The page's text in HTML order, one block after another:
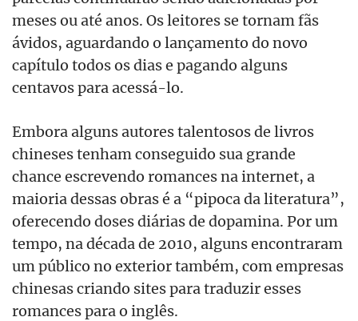
meses ou até anos. Os leitores se tornam fãs
ávidos, aguardando o lançamento do novo
capítulo todos os dias e pagando alguns
centavos para acessá-lo.
Embora alguns autores talentosos de livros
chineses tenham conseguido sua grande
chance escrevendo romances na internet, a
maioria dessas obras é a “pipoca da literatura”,
oferecendo doses diárias de dopamina. Por um
tempo, na década de 2010, alguns encontraram
um público no exterior também, com empresas
chinesas criando sites para traduzir esses
romances para o inglês.